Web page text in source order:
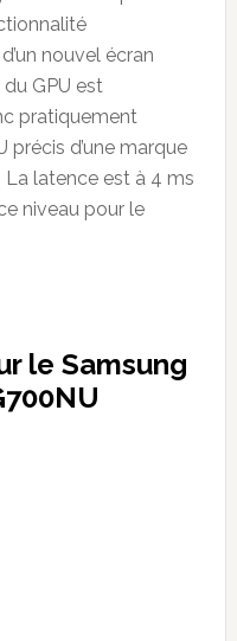
nouvel écran
GPU est
pratiquement
précis d’une marque
latence est à 4 ms
niveau pour le
le Samsung